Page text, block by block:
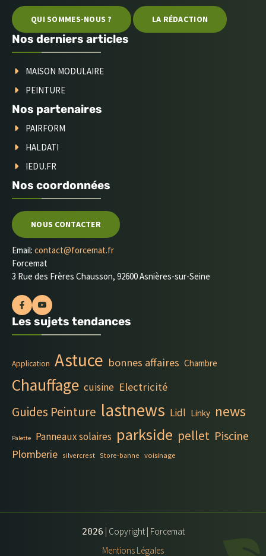
QUI SOMMES-NOUS ? LA RÉDACTION
Nos derniers articles
MAISON MODULAIRE
PEINTURE
Nos partenaires
PAIRFORM
HALDATI
IEDU.FR
Nos coordonnées
NOUS CONTACTER
Email: contact@forcemat.fr
Forcemat
3 Rue des Frères Chausson, 92600 Asnières-sur-Seine
Les sujets tendances
Application Astuce bonnes affaires Chambre
Chauffage cuisine Electricité
Guides Peinture lastnews Lidl Linky news
Palette Panneaux solaires parkside pellet Piscine
Plomberie silvercrest Store-banne voisinage
2026 | Copyright | Forcemat
Mentions Légales